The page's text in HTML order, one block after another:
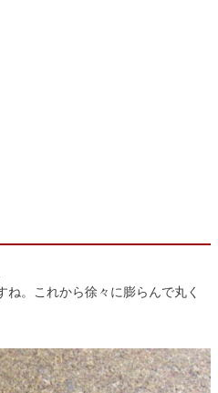
ね。これから徐々に膨らんで丸く